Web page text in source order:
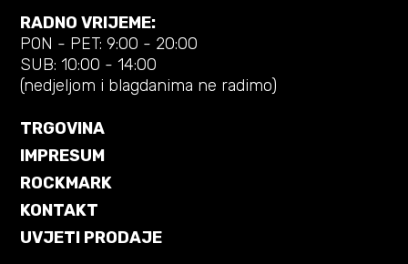
RADNO VRIJEME:
PON - PET: 9:00 - 20:00
SUB: 10:00 - 14:00
(nedjeljom i blagdanima ne radimo)
TRGOVINA
IMPRESUM
ROCKMARK
KONTAKT
UVJETI PRODAJE